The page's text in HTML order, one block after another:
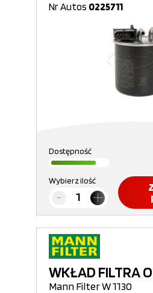
Nr Autos 0225711
Dostępność
Wybierz ilość
WKŁAD FILTRA
Mann Filter W 1130